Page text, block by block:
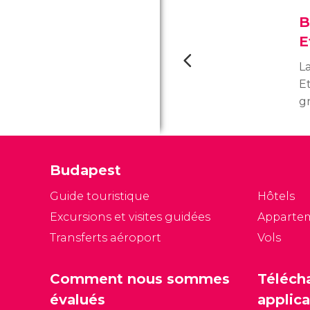
Budapest
Guide touristique
Excursions et visites guidées
Transferts aéroport
Hôtels
Vols
Comment nous sommes
évalués